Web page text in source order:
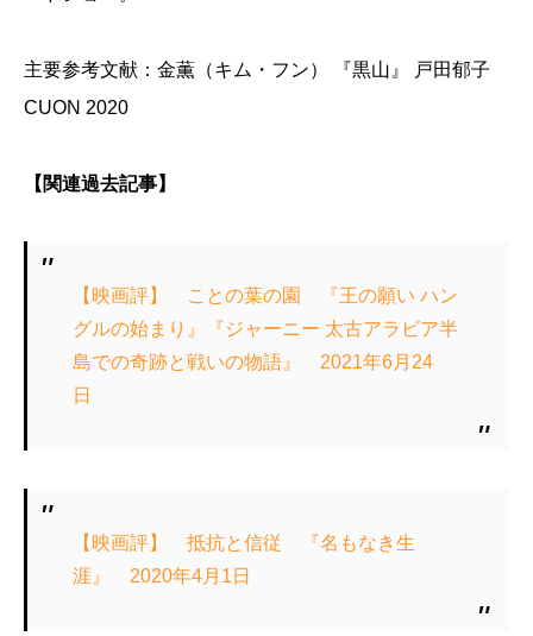
主要参考文献：金薫（キム・フン） 『黒山』 戸田郁子
CUON 2020
【関連過去記事】
【映画評】 ことの葉の園 『王の願い ハン
グルの始まり』『ジャーニー 太古アラビア半
島での奇跡と戦いの物語』 2021年6月24
日
【映画評】 抵抗と信従 『名もなき生
涯』 2020年4月1日